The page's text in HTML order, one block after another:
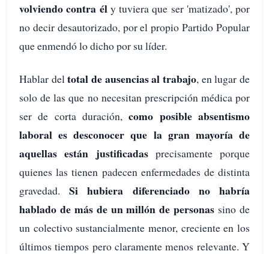
volviendo contra él y tuviera que ser 'matizado', por
no decir desautorizado, por el propio Partido Popular
que enmendó lo dicho por su líder.
Hablar deltotal de ausencias al trabajo, en lugar de
solo de las que no necesitan prescripción médica por
ser de corta duración, como posible absentismo
laboral es desconocer que la gran mayoría de
aquellas están justificadasprecisamente porque
quienes las tienen padecen enfermedades de distinta
gravedad.Si hubiera diferenciado no habría
hablado de más de un millón de personas sino de
un colectivo sustancialmente menor, creciente en los
últimos tiempos pero claramente menos relevante. Y